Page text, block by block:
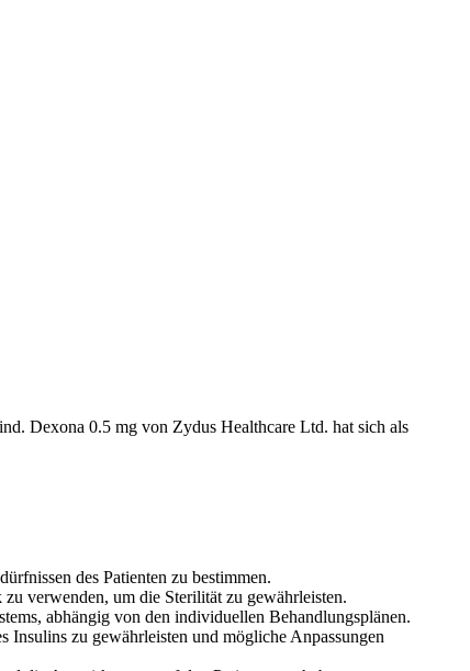
Dexona 0.5 mg von Zydus Healthcare Ltd. hat sich als
des Patienten zu bestimmen.
verwenden, um die Sterilität zu gewährleisten.
abhängig von den individuellen Behandlungsplänen.
zu gewährleisten und mögliche Anpassungen